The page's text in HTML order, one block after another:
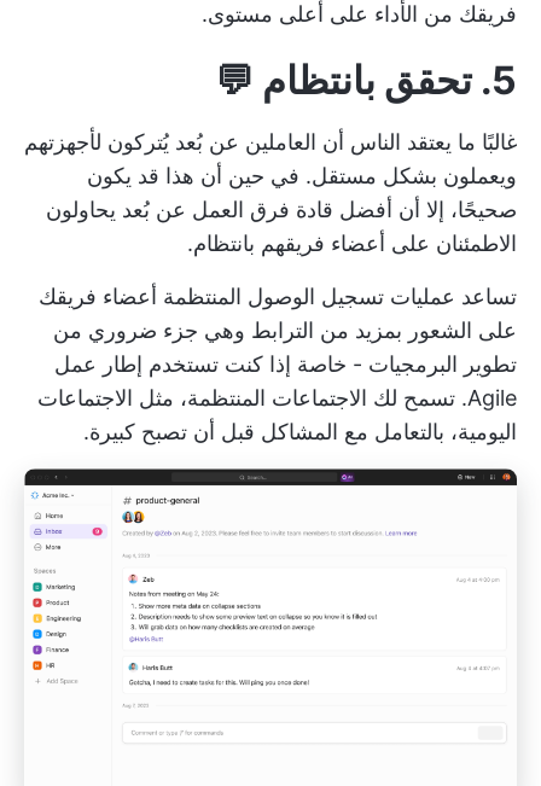
فريقك من الأداء على أعلى مستوى.
5. تحقق بانتظام 💬
غالبًا ما يعتقد الناس أن العاملين عن بُعد يُتركون لأجهزتهم
ويعملون بشكل مستقل. في حين أن هذا قد يكون
صحيحًا، إلا أن أفضل قادة فرق العمل عن بُعد يحاولون
الاطمئنان على أعضاء فريقهم بانتظام.
تساعد عمليات تسجيل الوصول المنتظمة أعضاء فريقك
على الشعور بمزيد من الترابط وهي جزء ضروري من
تطوير البرمجيات - خاصة إذا كنت تستخدم إطار عمل
Agile. تسمح لك الاجتماعات المنتظمة، مثل الاجتماعات
اليومية، بالتعامل مع المشاكل قبل أن تصبح كبيرة.